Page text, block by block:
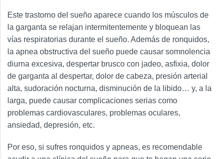
Este trastorno del sueño aparece cuando los músculos de
la garganta se relajan intermitentemente y bloquean las
vías respiratorias durante el sueño. Además de ronquidos,
la apnea obstructiva del sueño puede causar somnolencia
diurna excesiva, despertar brusco con jadeo, asfixia, dolor
de garganta al despertar, dolor de cabeza, presión arterial
alta, sudoración nocturna, disminución de la libido… y, a la
larga, puede causar complicaciones serias como
problemas cardiovasculares, problemas oculares,
ansiedad, depresión, etc.
Por eso, si sufres ronquidos y apneas, es recomendable